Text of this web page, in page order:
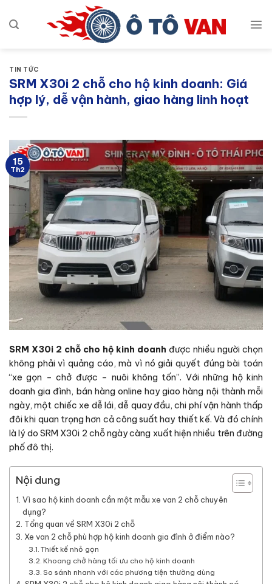
qua
TIN TỨC
SRM X30i 2 chỗ cho hộ kinh doanh: Giá
hợp lý, dễ vận hành, giao hàng linh hoạt
15
Th2
SRM X30i 2 chỗ cho hộ kinh doanh được nhiều người chọn
không phải vì quảng cáo, mà vì nó giải quyết đúng bài toán
“xe gọn – chở được – nuôi không tốn”. Với những hộ kinh
doanh gia đình, bán hàng online hay giao hàng nội thành mỗi
ngày, một chiếc xe dễ lái, dễ quay đầu, chi phí vận hành thấp
đôi khi quan trọng hơn cả công suất hay thiết kế. Và đó chính
là lý do SRM X30i 2 chỗ ngày càng xuất hiện nhiều trên đường
phố đô thị.
Nội dung
Vì sao hộ kinh doanh cần một mẫu xe van 2 chỗ chuyên
dụng?
Tổng quan về SRM X30i 2 chỗ
Xe van 2 chỗ phù hợp hộ kinh doanh gia đình ở điểm nào?
Thiết kế nhỏ gọn
Khoang chở hàng tối ưu cho hộ kinh doanh
So sánh nhanh với các phương tiện thường dùng